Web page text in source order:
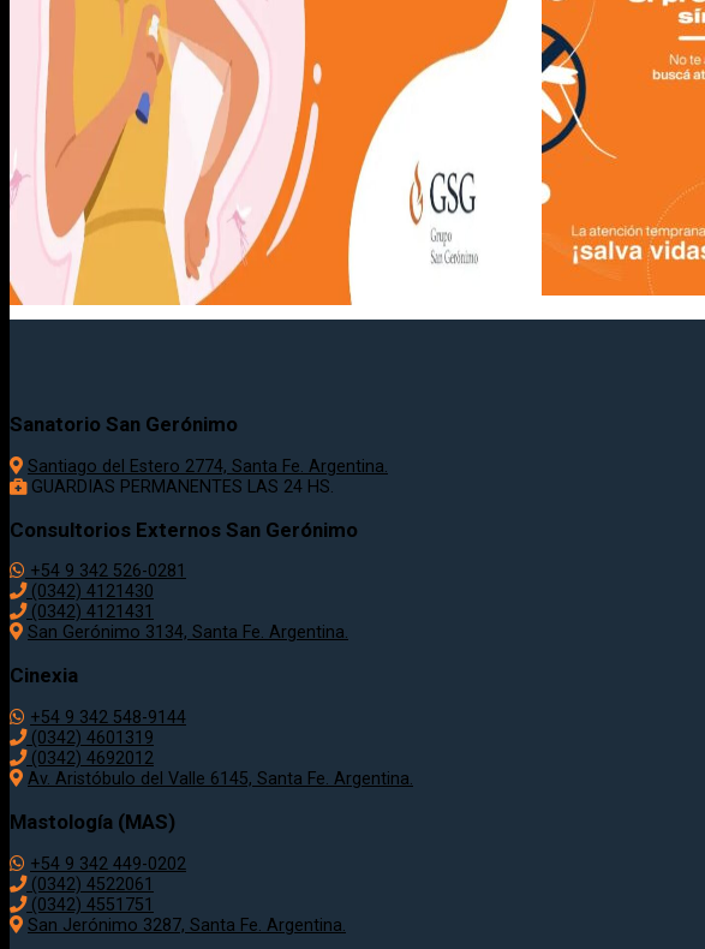
Sanatorio San Gerónimo
Santiago del Estero 2774, Santa Fe. Argentina.
GUARDIAS PERMANENTES LAS 24 HS.
Consultorios Externos San Gerónimo
+54 9 342 526-0281
(0342) 4121430
(0342) 4121431
San Gerónimo 3134, Santa Fe. Argentina.
Cinexia
+54 9 342 548-9144
(0342) 4601319
(0342) 4692012
Av. Aristóbulo del Valle 6145, Santa Fe. Argentina.
Mastología (MAS)
+54 9 342 449-0202
(0342) 4522061
(0342) 4551751
San Jerónimo 3287, Santa Fe. Argentina.